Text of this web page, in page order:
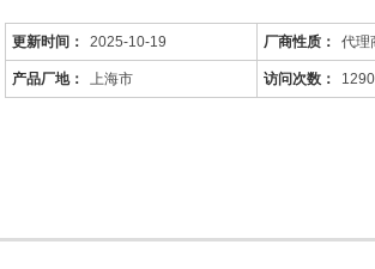
更新时间： 2025-10-19 厂商性质： 代理
产品厂地： 上海市 访问次数： 1290